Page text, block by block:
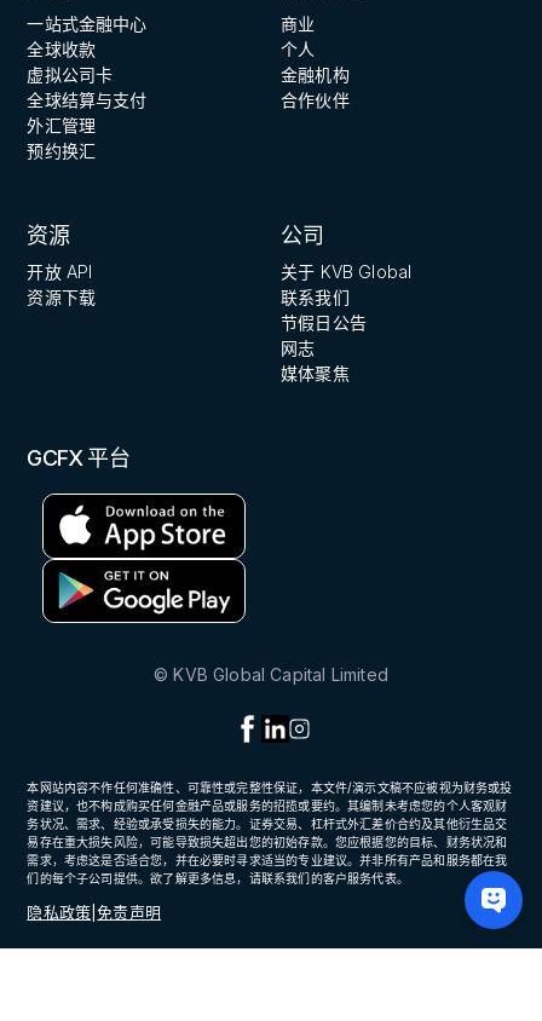
一站式金融中心
全球收款
虚拟公司卡
全球结算与支付
外汇管理
预约换汇
商业
个人
金融机构
合作伙伴
资源
开放 API
资源下载
公司
关于 KVB Global
联系我们
节假日公告
网志
媒体聚焦
GCFX 平台
© KVB Global Capital Limited
本网站内容不作任何准确性、可靠性或完整性保证，本文件/演示文稿不应被视为财务或投
资建议，也不构成购买任何金融产品或服务的招揽或要约。其编制未考虑您的个人客观财
务状况、需求、经验或承受损失的能力。证券交易、杠杆式外汇差价合约及其他衍生品交
易存在重大损失风险，可能导致损失超出您的初始存款。您应根据您的目标、财务状况和
需求，考虑这是否适合您，并在必要时寻求适当的专业建议。并非所有产品和服务都在我
们的每个子公司提供。欲了解更多信息，请联系我们的客户服务代表。
隐私政策 |免责声明